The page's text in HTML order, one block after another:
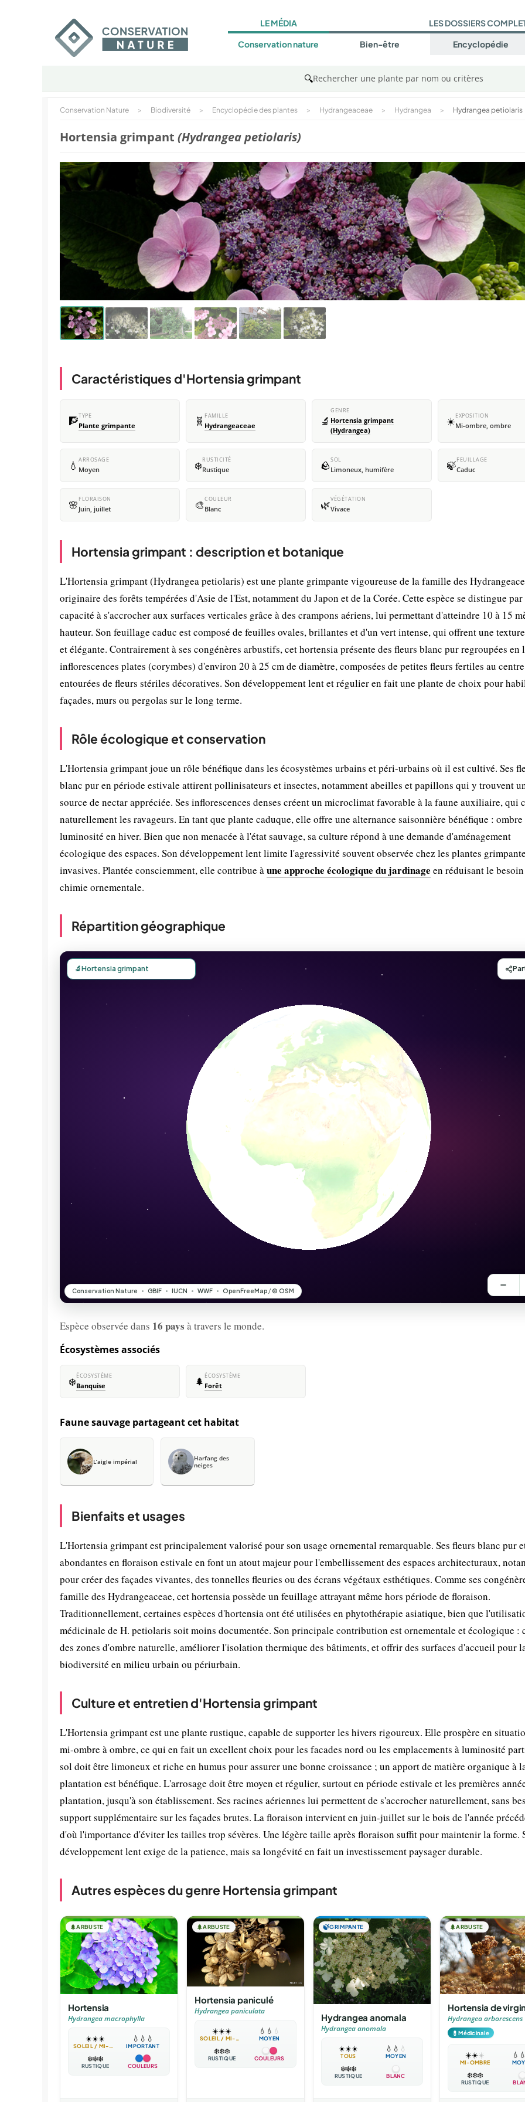
LE MÉDIA
Conservation nature
LES DOSSIERS
Bien-être Encyclopédie
🔍Rechercher une plante par nom ou critères
Conservation Nature > Biodiversité > Encyclopédie des plantes > Hydrangeaceae > Hydrangea > Hydrangea petiolaris
Hortensia grimpant (Hydrangea petiolaris)
Caractéristiques d'Hortensia grimpant
🧗TYPE
Plante grimpante 🧬 FAMILLE
Hydrangeaceae 🔬
GENRE
Hortensia grimpant
(Hydrangea)
☀️EXPOSITION
Mi-ombre, ombre
💧 ARROSAGE
Moyen ❄️RUSTICITÉ
Rustique 🪨SOL
Limoneux, humifère 🍃FEUILLAGE
Caduc
🌸 FLORAISON
Juin, juillet 🎨COULEUR
Blanc 🌿VÉGÉTATION
Vivace
Hortensia grimpant : description et botanique
L'Hortensia grimpant (Hydrangea petiolaris) est une plante grimpante vigoureuse de la famille des
originaire des forêts tempérées d'Asie de l'Est, notamment du Japon et de la Corée. Cette espèce se distingue par
capacité à s'accrocher aux surfaces verticales grâce à des crampons aériens, lui permettant d'atteindre 10 à 15
hauteur. Son feuillage caduc est composé de feuilles ovales, brillantes et d'un vert intense, qui offrent une
et élégante. Contrairement à ses congénères arbustifs, cet hortensia présente des fleurs blanc pur regroupées en
inflorescences plates (corymbes) d'environ 20 à 25 cm de diamètre, composées de petites fleurs fertiles au centre
entourées de fleurs stériles décoratives. Son développement lent et régulier en fait une plante de choix pour
façades, murs ou pergolas sur le long terme.
Rôle écologique et conservation
L'Hortensia grimpant joue un rôle bénéfique dans les écosystèmes urbains et péri-urbains où il est cultivé. Ses
blanc pur en période estivale attirent pollinisateurs et insectes, notamment abeilles et papillons qui y trouvent
source de nectar appréciée. Ses inflorescences denses créent un microclimat favorable à la faune auxiliaire, qui
naturellement les ravageurs. En tant que plante caduque, elle offre une alternance saisonnière bénéfique : ombre
luminosité en hiver. Bien que non menacée à l'état sauvage, sa culture répond à une demande d'aménagement
écologique des espaces. Son développement lent limite l'agressivité souvent observée chez les plantes
invasives. Plantée consciemment, elle contribue àune approche écologique du jardinage en réduisant le
chimie ornementale.
Répartition géographique
Espèce observée dans 16 pays à travers le monde.
Écosystèmes associés
❄️ÉCOSYSTÈME
Banquise 🌲 ÉCOSYSTÈME
Forêt
Faune sauvage partageant cet habitat
L’aigle impérial
Harfang des
neiges
Bienfaits et usages
L'Hortensia grimpant est principalement valorisé pour son usage ornemental remarquable. Ses fleurs blanc pur
abondantes en floraison estivale en font un atout majeur pour l'embellissement des espaces architecturaux,
pour créer des façades vivantes, des tonnelles fleuries ou des écrans végétaux esthétiques. Comme ses
famille des Hydrangeaceae, cet hortensia possède un feuillage attrayant même hors période de floraison.
Traditionnellement, certaines espèces d'hortensia ont été utilisées en phytothérapie asiatique, bien que
médicinale de H. petiolaris soit moins documentée. Son principale contribution est ornementale et écologique :
des zones d'ombre naturelle, améliorer l'isolation thermique des bâtiments, et offrir des surfaces d'accueil pour
biodiversité en milieu urbain ou périurbain.
Culture et entretien d'Hortensia grimpant
L'Hortensia grimpant est une plante rustique, capable de supporter les hivers rigoureux. Elle prospère en
mi-ombre à ombre, ce qui en fait un excellent choix pour les facades nord ou les emplacements à luminosité
sol doit être limoneux et riche en humus pour assurer une bonne croissance ; un apport de matière organique à
plantation est bénéfique. L'arrosage doit être moyen et régulier, surtout en période estivale et les premières
plantation, jusqu'à son établissement. Ses racines aériennes lui permettent de s'accrocher naturellement, sans
support supplémentaire sur les façades brutes. La floraison intervient en juin-juillet sur le bois de l'année
d'où l'importance d'éviter les tailles trop sévères. Une légère taille après floraison suffit pour maintenir la forme.
développement lent exige de la patience, mais sa longévité en fait un investissement paysager durable.
Autres espèces du genre Hortensia grimpant
🌲ARBUSTE
Hortensia
Hydrangea macrophylla
☀️☀️☀️
SOLEIL / MI-OMBRE
💧 💧 💧
IMPORTANT
❄️❄️❄️
RUSTIQUE COULEURS
🌲ARBUSTE
Hortensia paniculé
Hydrangea paniculata
☀️☀️☀️
SOLEIL / MI-OMBRE
💧 💧 💧
MOYEN
❄️❄️❄️
RUSTIQUE COULEURS
🍃GRIMPANTE
Hydrangea anomala
Hydrangea anomala
☀️☀️☀️
TOUS
💧 💧 💧
MOYEN
❄️❄️❄️
RUSTIQUE BLANC
🌲ARBUSTE
Hortensia de
Hydrangea arborescens
💊Médicinale
☀️☀️☀️
MI-OMBRE
💧 💧
❄️❄️❄️
RUSTIQUE